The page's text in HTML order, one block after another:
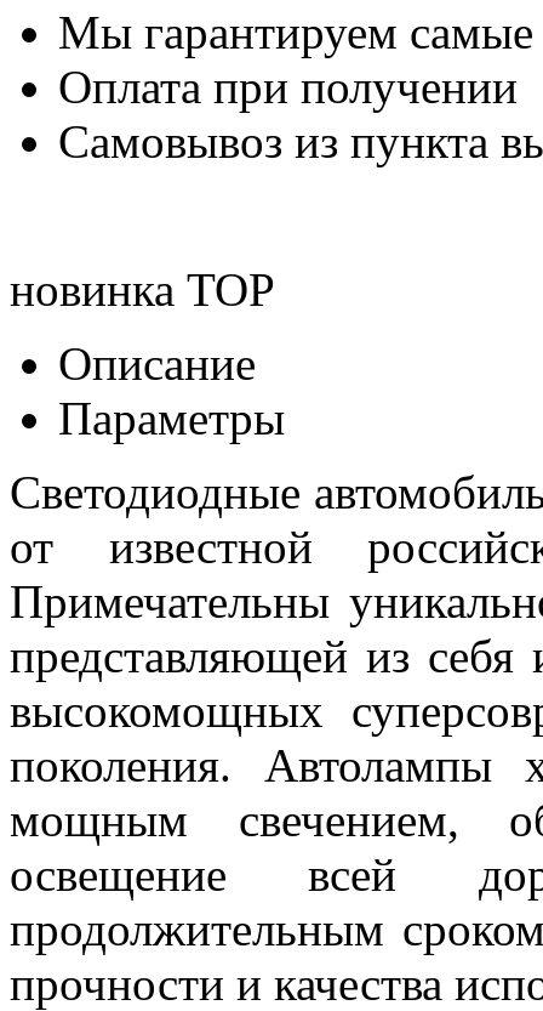
Мы гарантируем
Оплата при получении
Самовывоз из пункта
новинка TOP
Описание
Параметры
Светодиодные
от известной
Примечательны
представляющей из себя
высокомощных
поколения. Автолампы
мощным свечением,
освещение всей
продолжительным
прочности и качества